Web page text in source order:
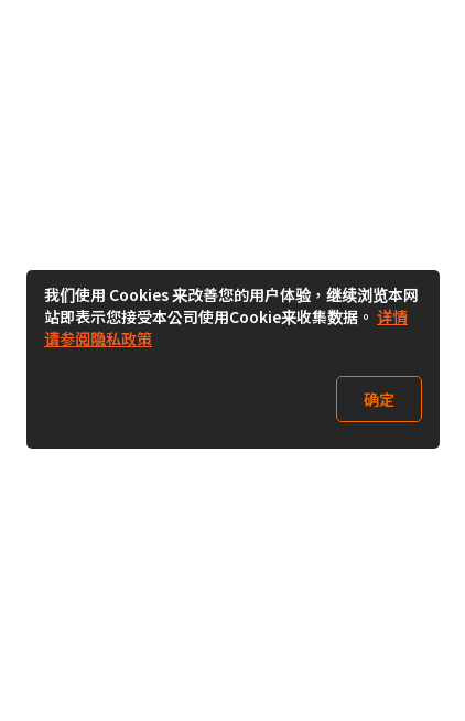
我们使用 Cookies 来改善您的用户体验，继续浏览本网
站即表示您接受本公司使用Cookie来收集数据。 详情
请参阅隐私政策
确定